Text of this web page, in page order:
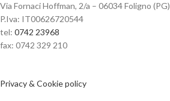
Via Fornaci Hoffman, 2/a – 06034 Foligno (PG)
P.Iva: IT00626720544
tel: 0742 23968
fax: 0742 329 210
Privacy & Cookie policy